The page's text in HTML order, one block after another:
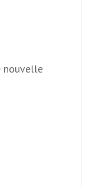
nouvelle